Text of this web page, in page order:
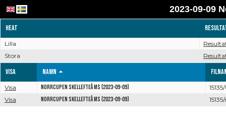
2023-09-09
Heat
Lilla
Stora
Visa Namn
Visa Norrcupen Skellefteå MS (2023-09-09)
Visa
Norrcupen Skellefteå MS (2023-09-09)